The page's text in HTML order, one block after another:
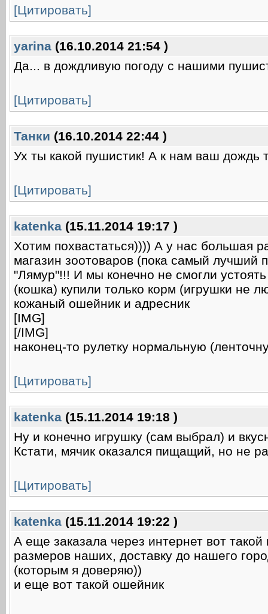
[Цитировать]
yarina (16.10.2014 21:54 )
Да... в дождливую погоду с нашими
[Цитировать]
Танки (16.10.2014 22:44 )
Ух ты какой пушистик! А к нам ваш дождь
[Цитировать]
katenka (15.11.2014 19:17 )
Хотим похвастаться)))) А у нас большая
магазин зоотоваров (пока самый
"Лямур"!!! И мы конечно не смогли
(кошка) купили только корм (игрушки не
кожаный ошейник и адресник
[IMG]
[/IMG]
наконец-то рулетку нормальную
[Цитировать]
katenka (15.11.2014 19:18 )
Ну и конечно игрушку (сам выбрал) и
Кстати, мячик оказался пищащий, но не
[Цитировать]
katenka (15.11.2014 19:22 )
А еще заказала через интернет вот
размеров наших, доставку до нашего
(которым я доверяю))
и еще вот такой ошейник